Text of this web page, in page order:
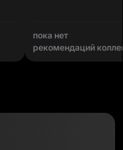
пока нет
рекомендаций коллег